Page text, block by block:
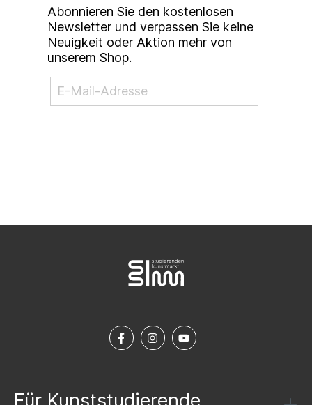
Abonnieren Sie den kostenlosen
Newsletter und verpassen Sie keine
Neuigkeit oder Aktion mehr von
unserem Shop.